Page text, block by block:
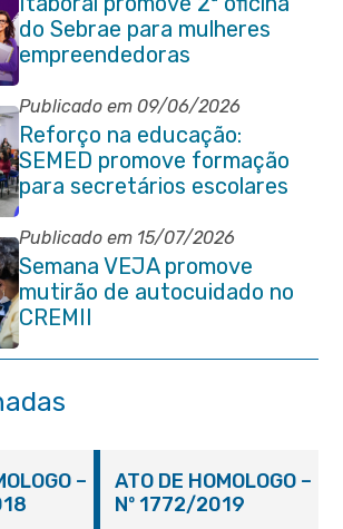
do Sebrae para mulheres
empreendedoras
Publicado em 09/06/2026
Reforço na educação:
SEMED promove formação
para secretários escolares
Publicado em 15/07/2026
Semana VEJA promove
mutirão de autocuidado no
CREMII
–
ATO DE HOMOLOGO –
Nº 1772/2019